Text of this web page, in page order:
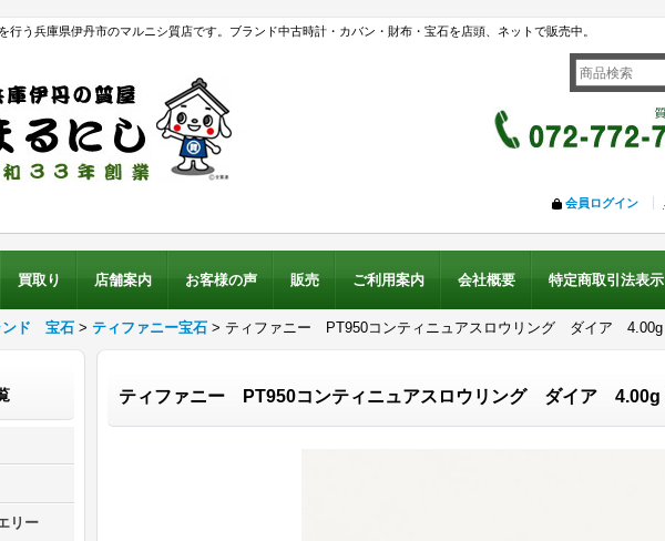
行う兵庫県伊丹市のマルニシ質店です。ブランド中古時計・カバン・財布・宝石を店頭、ネットで販売中。
会員ログイン
買取り 店舗案内 お客様の声 販売 ご利用案内 会社概要 特定商取引法表示
ンド 宝石 > ティファニー宝石 > ティファニー PT950コンティニュアスロウリング ダイア 4.00g
リー
ティファニー PT950コンティニュアスロウリング ダイア 4.00g